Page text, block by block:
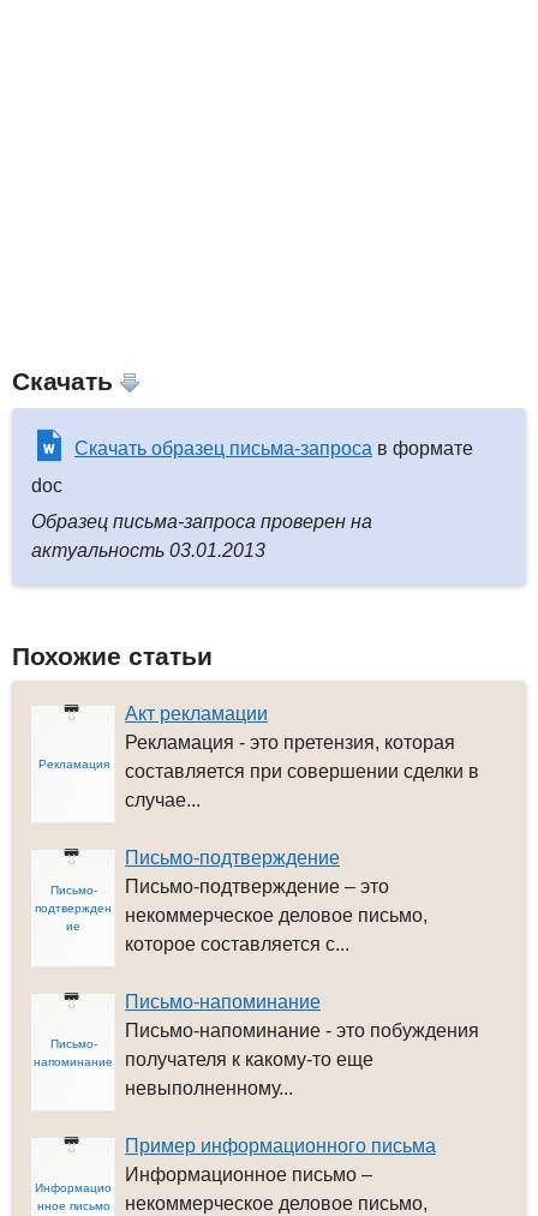
Скачать
Скачать образец письма-запроса в формате
doc
Образец письма-запроса проверен на
актуальность 03.01.2013
Похожие статьи
Рекламация
Акт рекламации
Рекламация - это претензия, которая
составляется при совершении сделки в
случае...
Письмо-
подтвержден
ие
Письмо-подтверждение
Письмо-подтверждение – это
некоммерческое деловое письмо,
которое составляется с...
Письмо-
напоминание
Письмо-напоминание
Письмо-напоминание - это побуждения
получателя к какому-то еще
невыполненному...
Информацио
нное письмо
Пример информационного письма
Информационное письмо –
некоммерческое деловое письмо,